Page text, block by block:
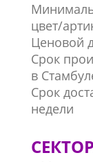
цвет/
Ценовой
Срок
в
Срок
недели